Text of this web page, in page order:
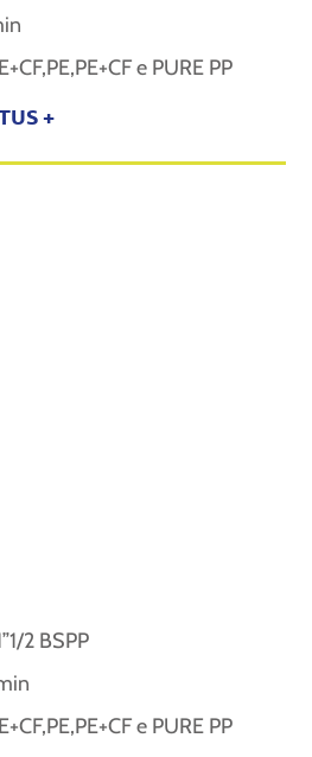
e PURE PP
+
2 BSPP
e PURE PP